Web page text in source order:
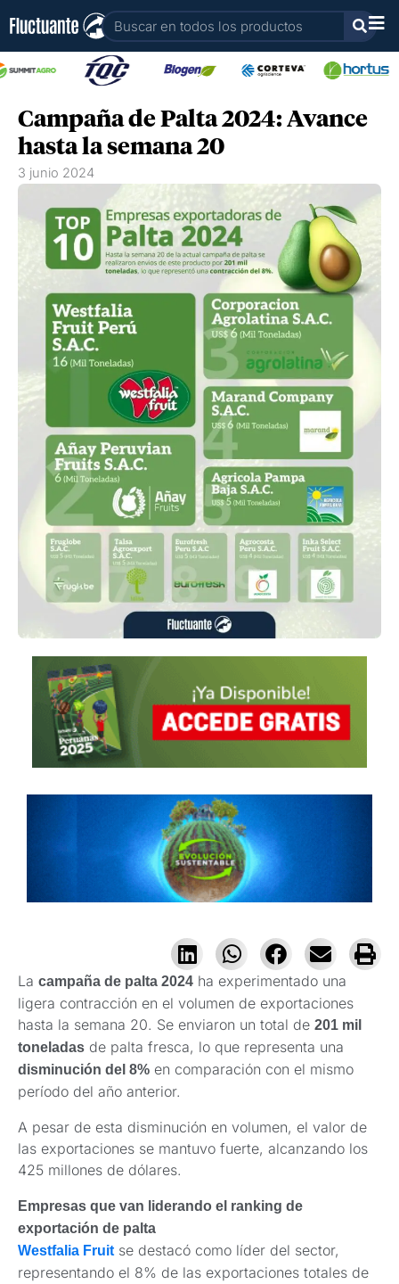
contenido
Buscar
Campaña de Palta 2024: Avance
hasta la semana 20
3 junio 2024
La campaña de palta 2024 ha experimentado una
ligera contracción en el volumen de exportaciones
hasta la semana 20. Se enviaron un total de 201 mil
toneladas de palta fresca, lo que representa una
disminución del 8% en comparación con el mismo
período del año anterior.
A pesar de esta disminución en volumen, el valor de
las exportaciones se mantuvo fuerte, alcanzando los
425 millones de dólares.
Empresas que van liderando el ranking de
exportación de palta
Westfalia Fruitse destacó como líder del sector,
representando el 8% de las exportaciones totales de